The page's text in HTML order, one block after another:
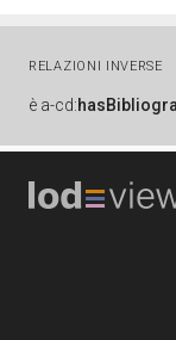
RELAZIONI INVERSE
è a-cd: